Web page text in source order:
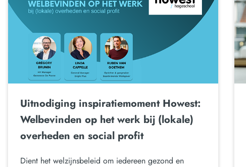
Uitnodiging inspiratiemoment Howest:
Welbevinden op het werk bij (lokale)
overheden en social profit
Dient het welzijnsbeleid om iedereen gezond en